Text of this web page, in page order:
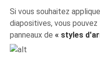
Si vous souhaitez
diapositives, vous
panneaux de« styles